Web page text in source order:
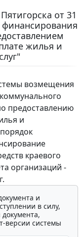
от 31
финансирования
жилья и
возмещения
предоставлению
и
краевого
организаций -
и
в силу,
версии системы